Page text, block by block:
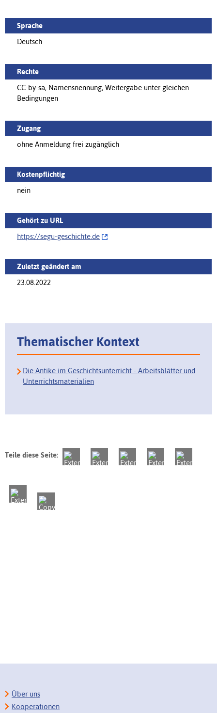
Sprache
Deutsch
Rechte
CC-by-sa, Namensnennung, Weitergabe unter gleichen
Bedingungen
Zugang
ohne Anmeldung frei zugänglich
Kostenpflichtig
nein
Gehört zu URL
https://‌segu-geschichte.de
Zuletzt geändert am
23.08.2022
Thematischer Kontext
Die Antike im Geschichtsunterricht - Arbeitsblätter und
Unterrichtsmaterialien
Teile diese Seite:
Über uns
Kooperationen